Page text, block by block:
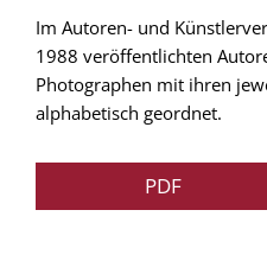
Im Autoren- und
1988 veröffentlichten
Photographen mit ihren
alphabetisch geordnet.
PDF